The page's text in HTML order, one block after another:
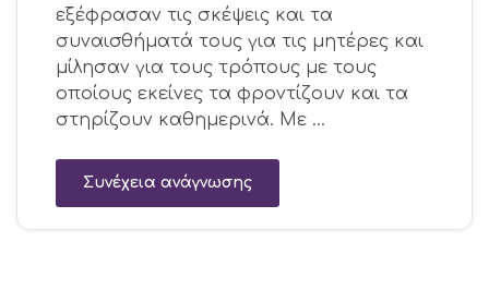
εξέφρασαν τις σκέψεις και τα
συναισθήματά τους για τις μητέρες και
μίλησαν για τους τρόπους με τους
οποίους εκείνες τα φροντίζουν και τα
στηρίζουν καθημερινά. Με …
Συνέχεια ανάγνωσης